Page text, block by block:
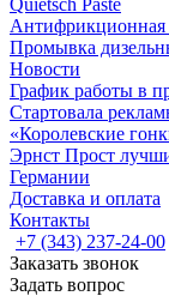
Quietsch Paste
Антифрикционная
Промывка
Новости
График работы в
Стартовала
«Королевские
Эрнст Прост
Германии
Доставка и оплата
Контакты
+7 (343) 237-24-00
Заказать звонок
Задать вопрос